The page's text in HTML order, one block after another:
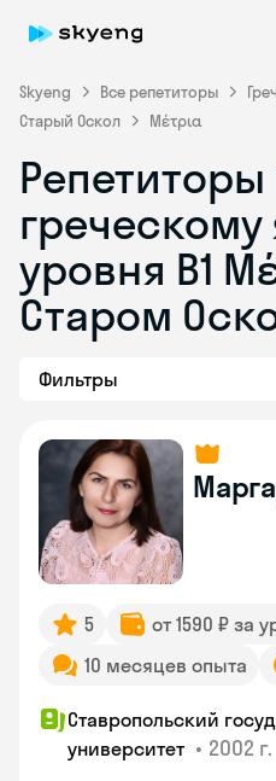
Skyeng Все репетиторы
Старый Оскол
Μέτρια
Репетиторы
греческому
уровня Β1
Старом
Фильтры
5
от 1590 ₽ за
10 месяцев опыта
Ставропольский
университет • 2002 г.
Skyeng Chat
online